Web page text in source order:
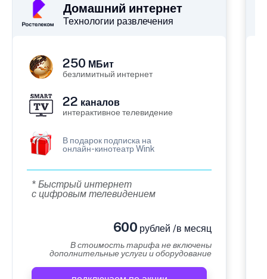
Домашний интернет
Технологии развлечения
250 МБит
безлимитный интернет
22 каналов
интерактивное телевидение
В подарок подписка на
онлайн-кинотеатр Wink
* Быстрый интернет
с цифровым телевидением
600 рублей /в месяц
В стоимость тарифа не включены
дополнительные услуги и оборудование